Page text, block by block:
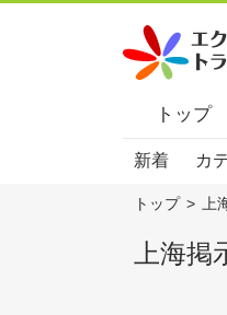
トップ
新着 カ
トップ > 上
上海掲